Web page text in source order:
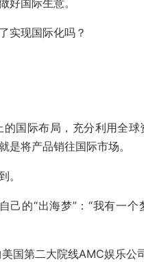
好国际生意。
实现国际化吗？
国际布局，充分利用全
是将产品销往国际市场。
。
己的“出海梦”：“我有一
国第二大院线AMC娱乐公